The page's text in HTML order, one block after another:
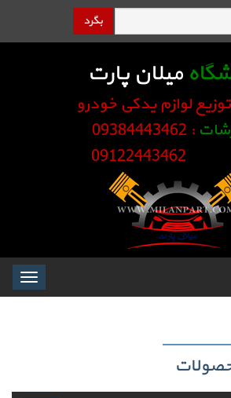
بگرد
میلان پارت
لوازم یدکی خودرو
: 09384443462
Toggle